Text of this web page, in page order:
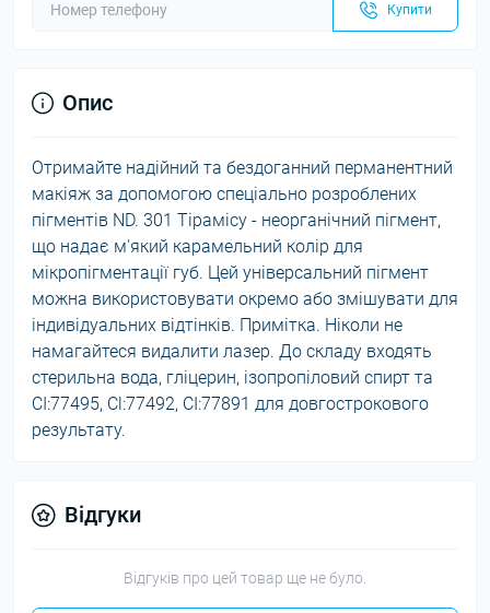
Купити
Опис
Отримайте надійний та бездоганний перманентний
макіяж за допомогою спеціально розроблених
пігментів ND. 301 Тірамісу - неорганічний пігмент,
що надає м'який карамельний колір для
мікропігментації губ. Цей універсальний пігмент
можна використовувати окремо або змішувати для
індивідуальних відтінків. Примітка. Ніколи не
намагайтеся видалити лазер. До складу входять
стерильна вода, гліцерин, ізопропіловий спирт та
CI:77495, Cl:77492, CI:77891 для довгострокового
результату.
Відгуки
Відгуків про цей товар ще не було.